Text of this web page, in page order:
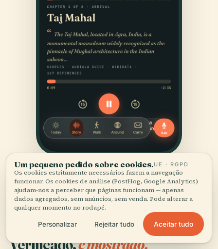
Verificado,e mostrado.
Um pequeno pedido sobre cookies.UE · RGPD
Os cookies estritamente necessários fazem a navegação
funcionar. Os cookies de análise (PostHog, Google Analytics)
ajudam-nos a perceber que páginas funcionam — apenas
dados agregados, sem anúncios, sem venda. Pode alterar a
qualquer momento no rodapé.
Personalizar Rejeitar tudo Aceitar tudo